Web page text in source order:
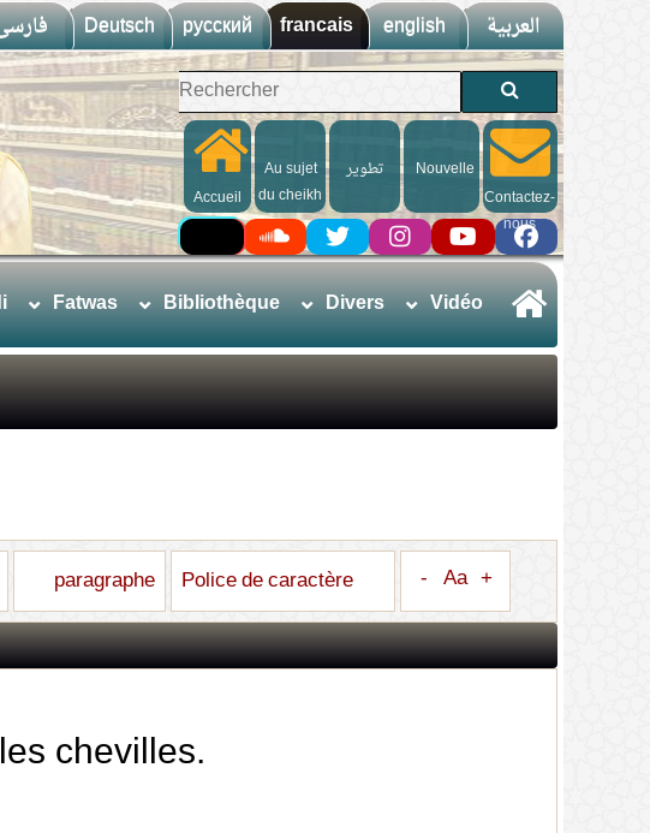
العربية english
francais
русский
Deutsch
Accueil
Au sujet
du cheikh
تطوير
Nouvelle
Contactez-
nous
Vidéo
Divers
Bibliothèque
Fatwas
paragraphe Police de caractère - Aa +
chevilles.